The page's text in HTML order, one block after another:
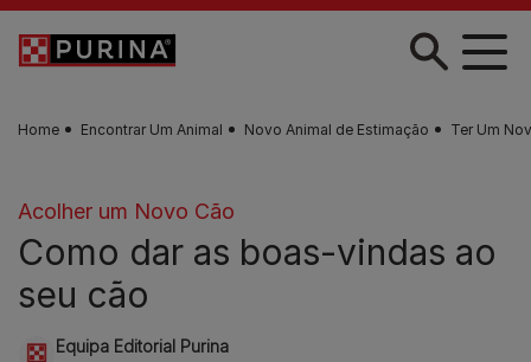
Skip to main content
Home Encontrar Um Animal Novo Animal de Estimação Ter Um
Acolher um Novo Cão
Como dar as boas-vindas ao
seu cão
Equipa Editorial Purina